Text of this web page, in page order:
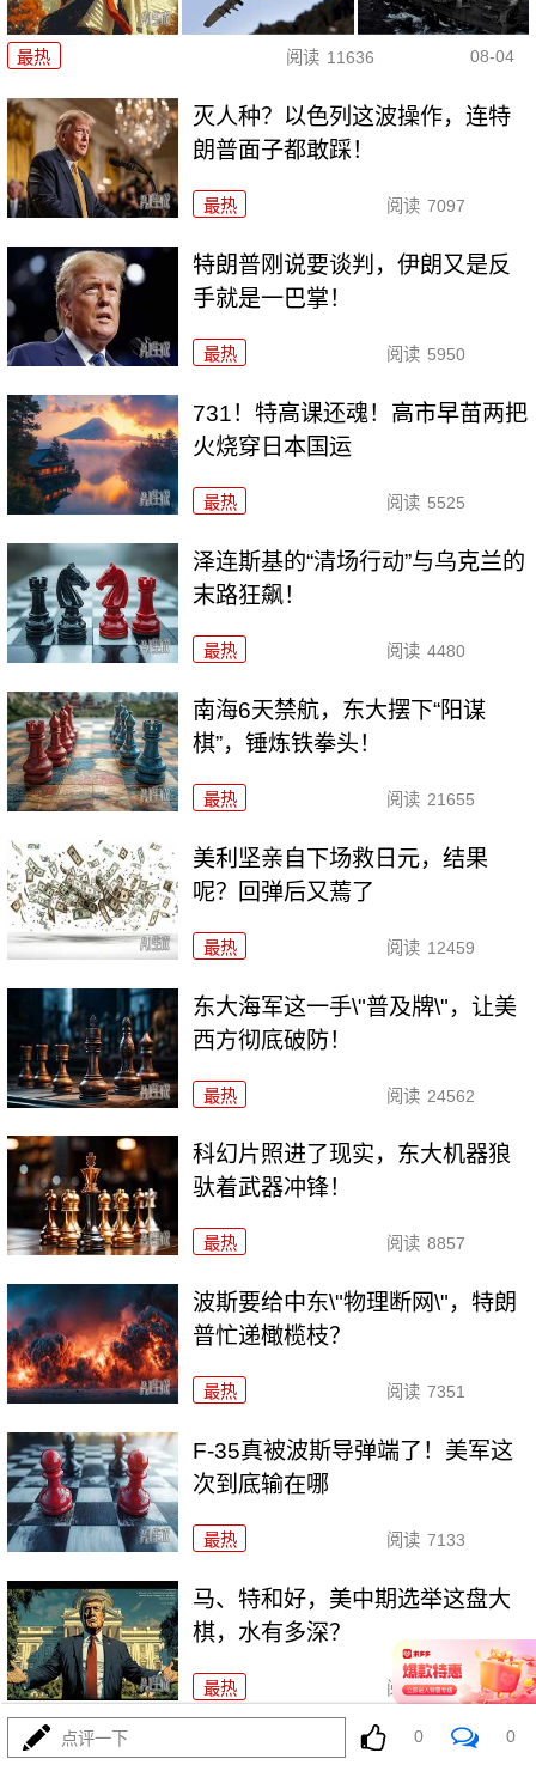
最热 阅读 11636 08-04
灭人种？以色列这波操作，连特
朗普面子都敢踩！
最热 阅读 7097
特朗普刚说要谈判，伊朗又是反
手就是一巴掌！
最热 阅读 5950
731！特高课还魂！高市早苗两把
火烧穿日本国运
最热 阅读 5525
泽连斯基的“清场行动”与乌克兰的
末路狂飙！
最热 阅读 4480
南海6天禁航，东大摆下“阳谋
棋”，锤炼铁拳头！
最热 阅读 21655
美利坚亲自下场救日元，结果
呢？回弹后又蔫了
最热 阅读 12459
东大海军这一手\"普及牌\"，让美
西方彻底破防！
最热 阅读 24562
科幻片照进了现实，东大机器狼
驮着武器冲锋！
最热 阅读 8857
波斯要给中东\"物理断网\"，特朗
普忙递橄榄枝？
最热 阅读 7351
F-35真被波斯导弹端了！美军这
次到底输在哪
最热 阅读 7133
马、特和好，美中期选举这盘大
棋，水有多深？
最热 阅读 6506
特朗普对波斯下狠手，为何在黎
点评一下 0 0